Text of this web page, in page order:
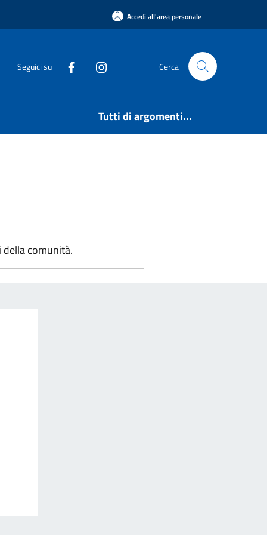
Accedi all'area personale
Seguici su Cerca
Tutti di argomenti...
della comunità.